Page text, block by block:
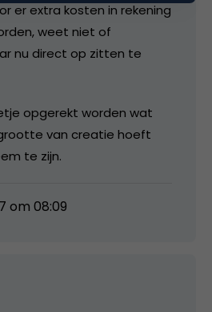
er extra kosten in rekening
weet niet of
nu direct op zitten te
opgerekt worden wat
van creatie hoeft
te zijn.
om 08:09